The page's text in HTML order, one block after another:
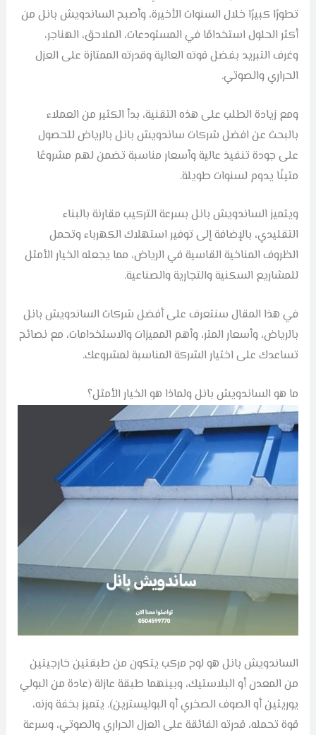
تطورًا كبيرًا خلال السنوات الأخيرة، وأصبح الساندويش بانل من
أكثر الحلول استخدامًا في المستودعات، الملاحق، الهناجر،
وغرف التبريد بفضل قوته العالية وقدرته الممتازة على العزل
الحراري والصوتي.
ومع زيادة الطلب على هذه التقنية، بدأ الكثير من العملاء
بالبحث عن افضل شركات ساندويش بانل بالرياض للحصول
على جودة تنفيذ عالية وأسعار مناسبة تضمن لهم مشروعًا
متينًا يدوم لسنوات طويلة.
ويتميز الساندويش بانل بسرعة التركيب مقارنة بالبناء
التقليدي، بالإضافة إلى توفير استهلاك الكهرباء وتحمل
الظروف المناخية القاسية في الرياض، مما يجعله الخيار الأمثل
للمشاريع السكنية والتجارية والصناعية.
في هذا المقال سنتعرف على أفضل شركات الساندويش بانل
بالرياض، وأسعار المتر، وأهم المميزات والاستخدامات، مع نصائح
تساعدك على اختيار الشركة المناسبة لمشروعك.
ما هو الساندويش بانل ولماذا هو الخيار الأمثل؟
الساندويش بانل هو لوح مركب يتكون من طبقتين خارجيتين
من المعدن أو البلاستيك، وبينهما طبقة عازلة (عادة من البولي
يوريثين أو الصوف الصخري أو البوليسترين). يتميز بخفة وزنه،
قوة تحمله، قدرته الفائقة على العزل الحراري والصوتي، وسرعة